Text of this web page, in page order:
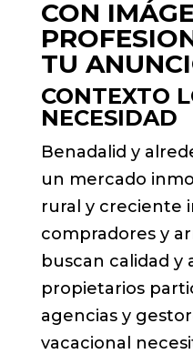
CON
TU
CONTEXTO
NECESIDAD
Benadalid y
un mercado
rural y creciente
compradores y
buscan calidad y
propietarios
agencias y
vacacional